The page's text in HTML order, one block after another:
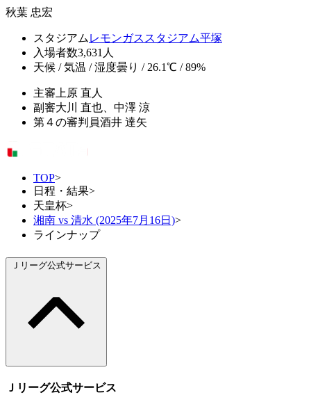
秋葉 忠宏
スタジアム レモンガススタジアム平塚
入場者数3,631人
天候 / 気温 / 湿度曇り / 26.1℃ / 89%
主審 上原 直人
副審大川 直也、中澤 涼
第４の審判員酒井 達矢
TOP>
日程・結果>
天皇杯>
湘南 vs 清水 (2025年7月16日)>
ラインナップ
Ｊリーグ公式サービス
Ｊリーグ公式サービス